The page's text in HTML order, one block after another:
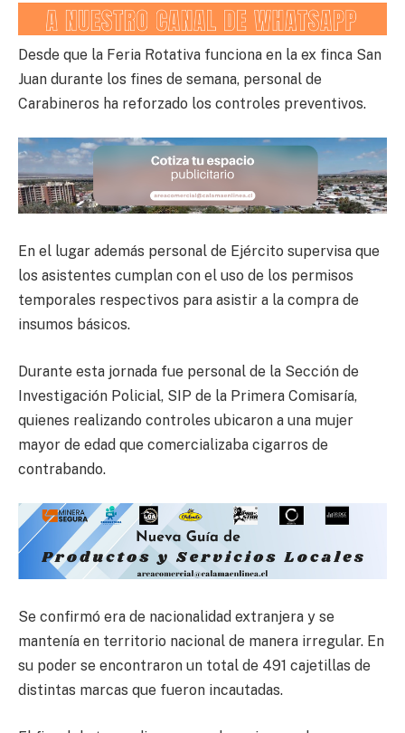
Desde que la Feria Rotativa funciona en la ex finca San
Juan durante los fines de semana, personal de
Carabineros ha reforzado los controles preventivos.
En el lugar además personal de Ejército supervisa que
los asistentes cumplan con el uso de los permisos
temporales respectivos para asistir a la compra de
insumos básicos.
Durante esta jornada fue personal de la Sección de
Investigación Policial, SIP de la Primera Comisaría,
quienes realizando controles ubicaron a una mujer
mayor de edad que comercializaba cigarros de
contrabando.
Se confirmó era de nacionalidad extranjera y se
mantenía en territorio nacional de manera irregular. En
su poder se encontraron un total de 491 cajetillas de
distintas marcas que fueron incautadas.